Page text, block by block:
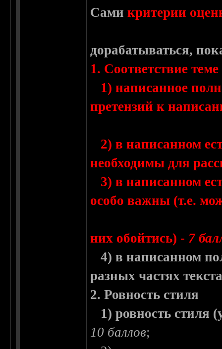
Самикритерии
дорабатываться,
1. Соответствие теме
1) написанное
претензий к
2) в написанном
необходимы для
3) в написанном
особо важны (т.е.
них обойтись) - 7
4) в написанном
разных частях
2. Ровность стиля
1) ровность стиля
10 баллов;